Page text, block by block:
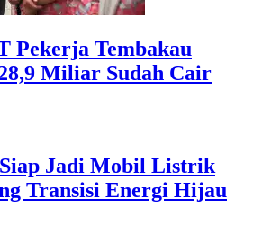
Pekerja Tembakau
Miliar Sudah Cair
Jadi Mobil Listrik
Transisi Energi Hijau